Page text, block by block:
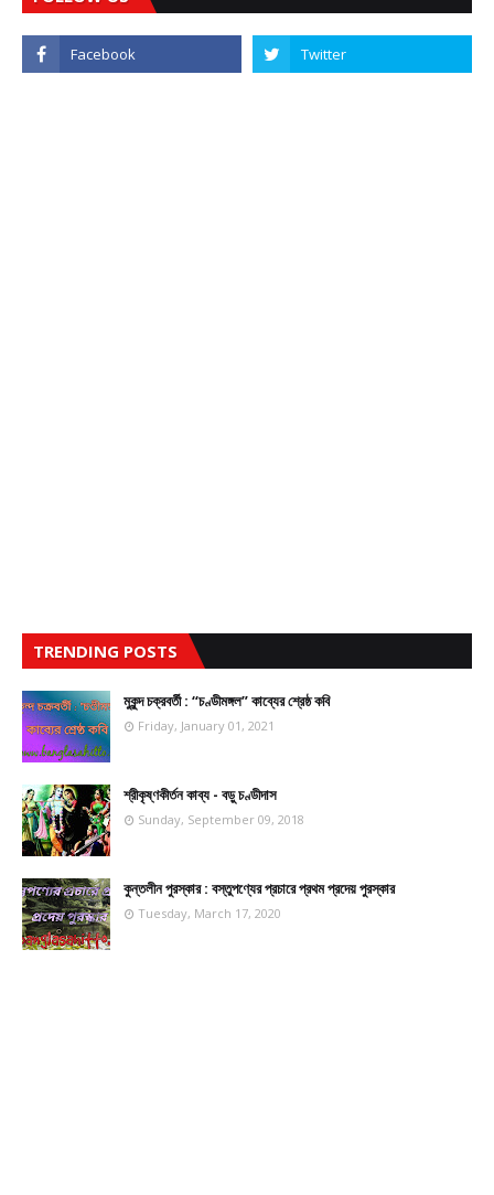
TRENDING POSTS
মুকুন্দ চক্রবর্তী : “চণ্ডীমঙ্গল” কাব্যের শ্রেষ্ঠ কবি
Friday, January 01, 2021
শ্রীকৃষ্ণকীর্তন কাব্য - বড়ু চণ্ডীদাস
Sunday, September 09, 2018
কুন্তলীন পুরস্কার : বস্তুপণ্যের প্রচারে প্রথম প্রদেয় পুরস্কার
Tuesday, March 17, 2020